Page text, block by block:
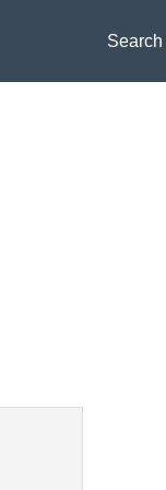
Search